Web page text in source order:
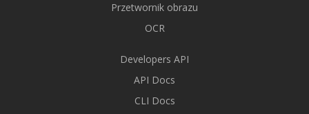
Przetwornik obrazu
OCR
Developers API
API Docs
CLI Docs